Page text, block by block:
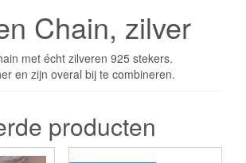
Chain, zilver
met écht zilveren 925 stekers.
en zijn overal bij te combineren.
producten